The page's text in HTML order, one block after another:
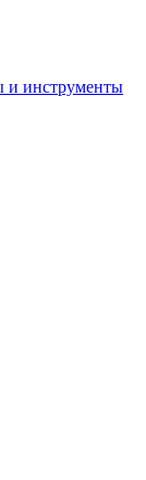
и инструменты